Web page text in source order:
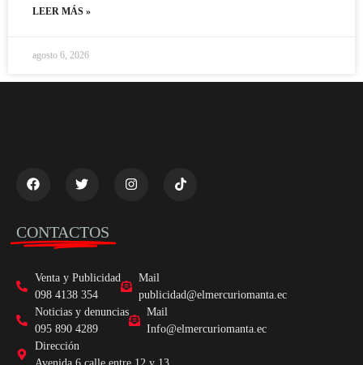
LEER MÁS »
agosto 6, 2026
CONTACTOS
Venta y Publicidad
098 4138 354
Mail
publicidad@elmercuriomanta.ec
Noticias y denuncias
095 890 4289
Mail
Info@elmercuriomanta.ec
Dirección